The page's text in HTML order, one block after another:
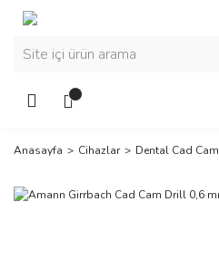
Anasayfa Cihazlar Dental Cad Cam